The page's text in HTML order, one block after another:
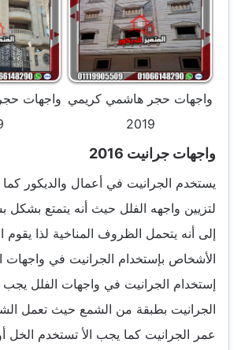
واجهات حجر هاشمي كريمي
2019
واجهات
واجهات جرانيت 2016
يستخدم الجرانيت في أعمال والديكور
لتزيين واجهه الفلل حيث أنه يتمتع بشكل
إلى أنه يتحمل الظروف المناخية لذا يقوم
الأشخاص بإستخدام الجرانيت في واجهات
إستخدام الجرانيت في واجهات الفلل
الجرانيت بطبقة من الشمع حيث تعمل
عمر الجرانيت كما يجب الأ تستخدم الخل